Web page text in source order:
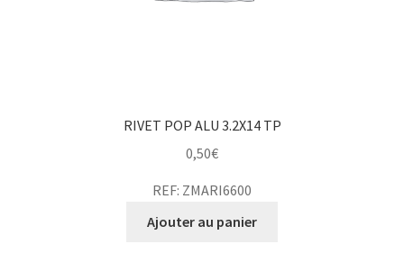
RIVET POP ALU 3.2X14 TP
0,50€
REF: ZMARI6600
Ajouter au panier